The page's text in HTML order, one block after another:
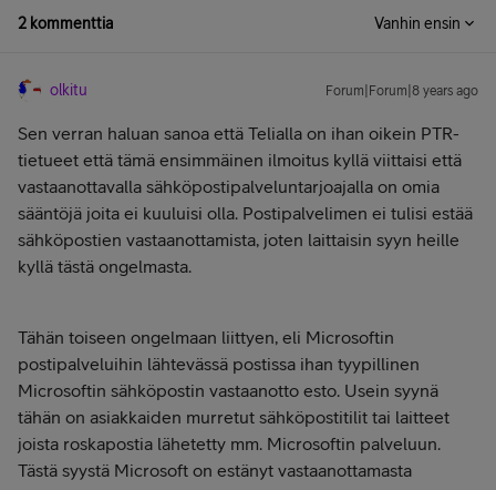
2 kommenttia Vanhin ensin
olkitu Forum|Forum|8 years ago
Sen verran haluan sanoa että Telialla on ihan oikein PTR-
tietueet että tämä ensimmäinen ilmoitus kyllä viittaisi että
vastaanottavalla sähköpostipalveluntarjoajalla on omia
sääntöjä joita ei kuuluisi olla. Postipalvelimen ei tulisi estää
sähköpostien vastaanottamista, joten laittaisin syyn heille
kyllä tästä ongelmasta.
Tähän toiseen ongelmaan liittyen, eli Microsoftin
postipalveluihin lähtevässä postissa ihan tyypillinen
Microsoftin sähköpostin vastaanotto esto. Usein syynä
tähän on asiakkaiden murretut sähköpostitilit tai laitteet
joista roskapostia lähetetty mm. Microsoftin palveluun.
Tästä syystä Microsoft on estänyt vastaanottamasta